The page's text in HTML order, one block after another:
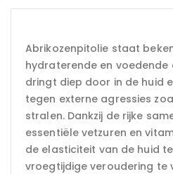
Abrikozenpitolie staat
hydraterende en voedende
dringt diep door in de huid
tegen externe agressies
stralen. Dankzij de rijke
essentiële vetzuren en
de elasticiteit van de huid
vroegtijdige veroudering te